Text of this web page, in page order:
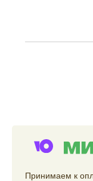
Принимаем к